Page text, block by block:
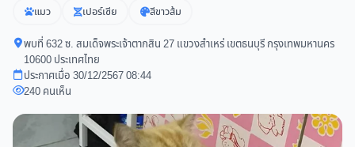
แมว เปอร์เซีย สีขาวส้ม
พบที่ 632 ซ. สมเด็จพระเจ้าตากสิน 27 แขวงสำเหร่ เขตธนบุรี กรุงเทพมหานคร
10600 ประเทศไทย
ประกาศเมื่อ 30/12/2567 08:44
240 คนเห็น